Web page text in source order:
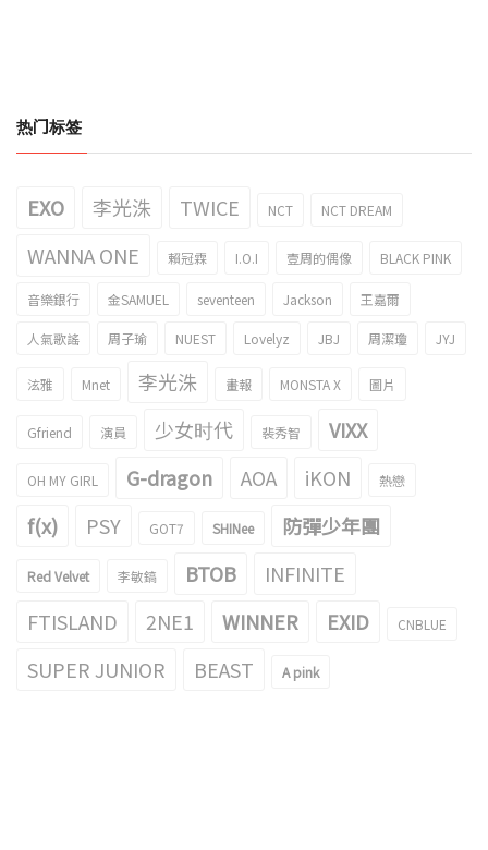
热门标签
EXO 李光洙 TWICE NCT NCT DREAM
WANNA ONE 賴冠霖 I.O.I 壹周的偶像 BLACK PINK
音樂銀行 金SAMUEL seventeen Jackson 王嘉爾
人氣歌謠 周子瑜 NUEST Lovelyz JBJ 周潔瓊 JYJ
泫雅 Mnet 李光洙 畫報 MONSTA X 圖片
Gfriend 演員 少女时代 裴秀智 VIXX
OH MY GIRL G-dragon AOA iKON 熱戀
f(x) PSY GOT7 SHINee 防彈少年團
Red Velvet 李敏鎬 BTOB
INFINITE
FTISLAND
2NE1 WINNER EXID CNBLUE
SUPER JUNIOR BEAST A pink